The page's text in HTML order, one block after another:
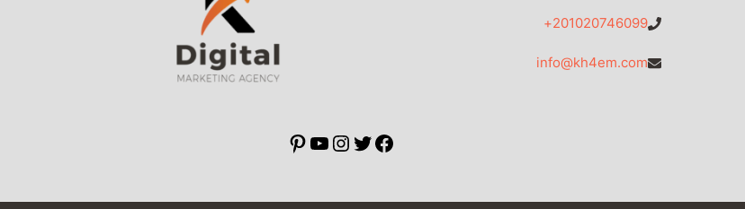
201020746099+
info@kh4em.com